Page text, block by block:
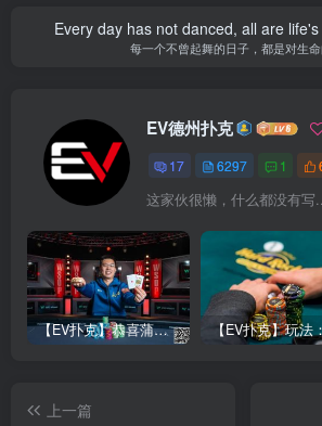
Every day has not danced, all are
每一个不曾起舞的日子，都是对生
EV德州扑克
17 6297 1
这家伙很懒，什么都没有写
【EV扑克】恭喜蒲蔚然赛事#65夺冠，收获国人2023WSOP第六条金手链，奖金93万刀！
上一篇